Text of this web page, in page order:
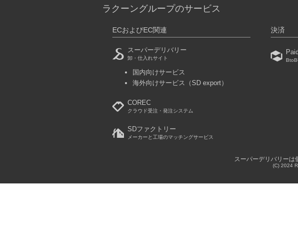
ラクーングループのサービス
ECおよびEC関連
スーパーデリバリー
卸・仕入れサイト
国内向けサービス
海外向けサービス
（SD export）
COREC
クラウド受注・発注システム
SDファクトリー
メーカーと工場のマッチングサービス
決済
Paid
BtoB
スーパーデリバリーは
(C) 2024